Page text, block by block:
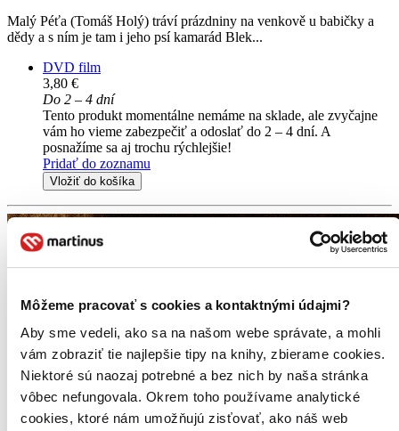
Môžeme pracovať s cookies a kontaktnými údajmi?
Aby sme vedeli, ako sa na našom webe správate, a mohli
vám zobraziť tie najlepšie tipy na knihy, zbierame cookies.
Niektoré sú naozaj potrebné a bez nich by naša stránka
vôbec nefungovala. Okrem toho používame analytické
cookies, ktoré nám umožňujú zisťovať, ako náš web
Malý Péťa (Tomáš Holý) tráví prázdniny na venkově u babičky a
dědy a s ním je tam i jeho psí kamarád Blek...
DVD film
3,80 €
Do 2 – 4 dní
Tento produkt momentálne nemáme na sklade, ale zvyčajne
vám ho vieme zabezpečiť a odoslať do 2 – 4 dní. A
posnažíme sa aj trochu rýchlejšie!
Pridať do zoznamu
Vložiť do košíka